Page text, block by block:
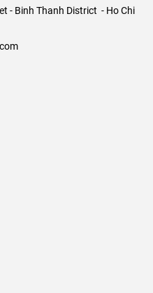
- Binh Thanh District - Ho Chi